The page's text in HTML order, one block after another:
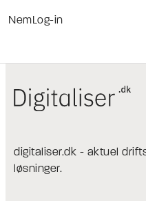
NemLog-in
digitaliser.dk - aktuel
løsninger.